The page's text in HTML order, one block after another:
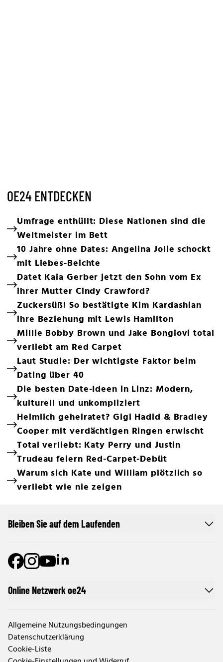
OE24 ENTDECKEN
Umfrage enthüllt: Diese Nationen sind die
Weltmeister im Bett
10 Jahre ohne Dates: Angelina Jolie schockt
mit Liebes-Beichte
Datet Kaia Gerber jetzt den Sohn vom Ex
ihrer Mutter Cindy Crawford?
Zuckersüß! So bestätigte Kim Kardashian
ihre Beziehung mit Lewis Hamilton
Millie Bobby Brown und Jake Bongiovi total
verliebt am Red Carpet
Laut Studie: Der wichtigste Faktor beim
Dating über 40
Die besten Date-Ideen in Linz: Modern,
kulturell und unkompliziert
Heimlich geheiratet? Gigi Hadid & Bradley
Cooper mit verdächtigen Ringen erwischt
Total verliebt: Katy Perry und Justin
Trudeau feiern Red-Carpet-Debüt
Warum sich Kate und William plötzlich so
verliebt wie nie zeigen
Online Netzwerk oe24
Allgemeine Nutzungsbedingungen
Datenschutzerklärung
Cookie-Liste
Bleiben Sie auf dem Laufenden